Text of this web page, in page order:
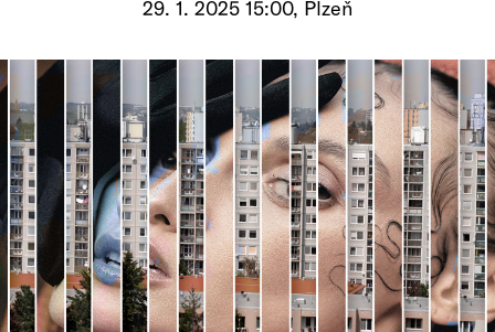
Pro děti
edu
Vše o ČT
29. 1. 2025 15:00, Plzeň